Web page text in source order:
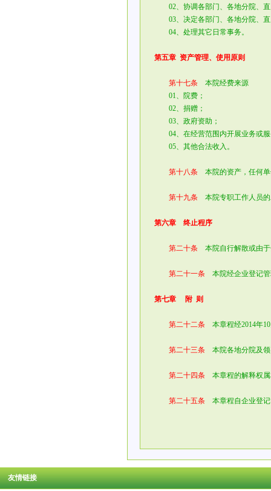
02、协调各部门、各地分院、直
03、决定各部门、各地分院、直
04、处理其它日常事务。
第五章 资产管理、使用原则
第十七条 本院经费来源
01、院费；
02、捐赠；
03、政府资助；
04、在经营范围内开展业务或服
05、其他合法收入。
第十八条 本院的资产，任何
第十九条 本院专职工作人员的
第六章 终止程序
第二十条 本院自行解散或由于
第二十一条 本院经企业登记管
第七章 附 则
第二十二条 本章程经2014年
第二十三条 本院各地分院及
第二十四条 本章程的解释权
第二十五条 本章程自企业登
友情链接